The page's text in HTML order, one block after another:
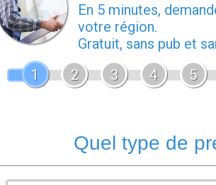
En 5 minutes,
votre région.
Gratuit, sans pub et
1
2 3 4 5
Quel type de